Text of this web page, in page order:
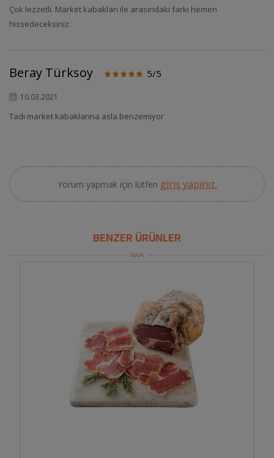
Çok lezzetli. Market kabakları ile arasındaki farkı hemen
hissedeceksiniz.
Beray Türksoy 5/5
10.03.2021
Tadı market kabaklarına asla benzemiyor
Yorum yapmak için lütfen giriş yapınız.
BENZER ÜRÜNLER